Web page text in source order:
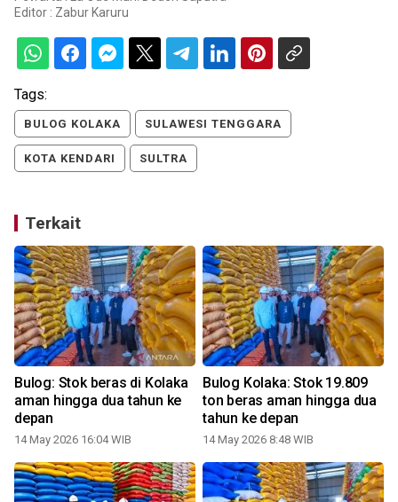
Editor : Zabur Karuru
Tags:
BULOG KOLAKA SULAWESI TENGGARA
KOTA KENDARI SULTRA
Terkait
Bulog: Stok beras di Kolaka
aman hingga dua tahun ke
depan
14 May 2026 16:04 WIB
Bulog Kolaka: Stok 19.809
ton beras aman hingga dua
tahun ke depan
14 May 2026 8:48 WIB